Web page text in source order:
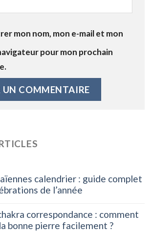
mon nom, mon e-mail et mon
pour mon prochain
calendrier : guide complet
de l’année
correspondance : comment
bonne pierre facilement ?